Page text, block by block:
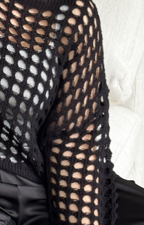
COMMUNITY
ALL
익스클루시브
아우터
티셔츠
니트
블라우스